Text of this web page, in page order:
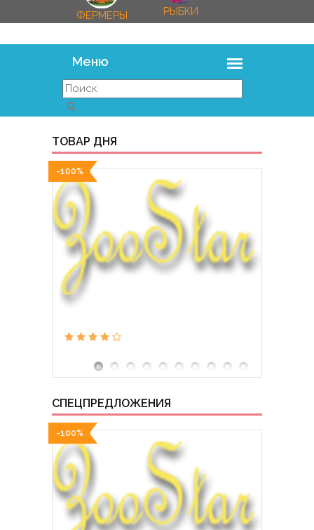
ФЕРМЕРЫ РЫБКИ
ТОВАР ДНЯ
-100%
СПЕЦПРЕДЛОЖЕНИЯ
-100%